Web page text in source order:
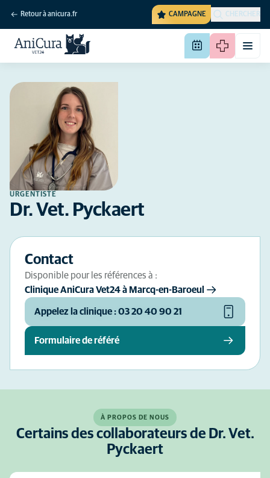
Retour à anicura.fr CAMPAGNE CHERCHER
URGENTISTE
Dr. Vet. Pyckaert
Contact
Disponible pour les références à :
Clinique AniCura Vet24 à Marcq-en-Baroeul
Appelez la clinique : 03 20 40 90 21
Formulaire de référé
À PROPOS DE NOUS
Certains des collaborateurs de Dr. Vet.
Pyckaert